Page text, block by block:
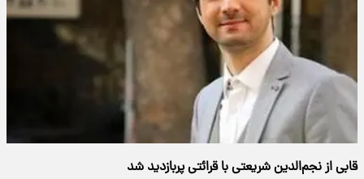
قابی از نجم‌الدین شریعتی با قرائتی پربازدید شد